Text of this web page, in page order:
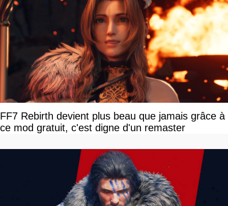
FF7 Rebirth devient plus beau que jamais grâce à
ce mod gratuit, c'est digne d'un remaster